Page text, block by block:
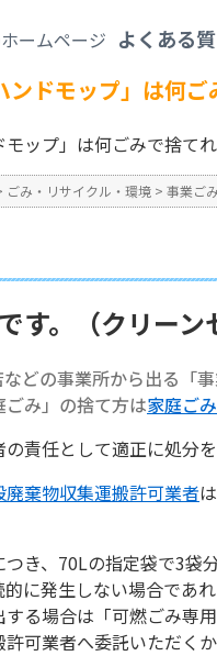
よくある
ンドモップ」は何
モップ」は何ごみで捨て
ごみ・リサイクル・環境 > 事業ご
す。（クリー
どの事業所から出る「
み」の捨て方は家庭ご
責任として適正に処分
廃棄物収集運搬許可業者
き、70Lの指定袋で3
に発生しない場合であ
する場合は「可燃ごみ
可業者へ委託いただく